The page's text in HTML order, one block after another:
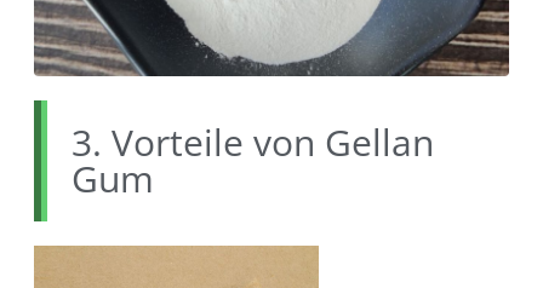
3. Vorteile von Gellan
Gum